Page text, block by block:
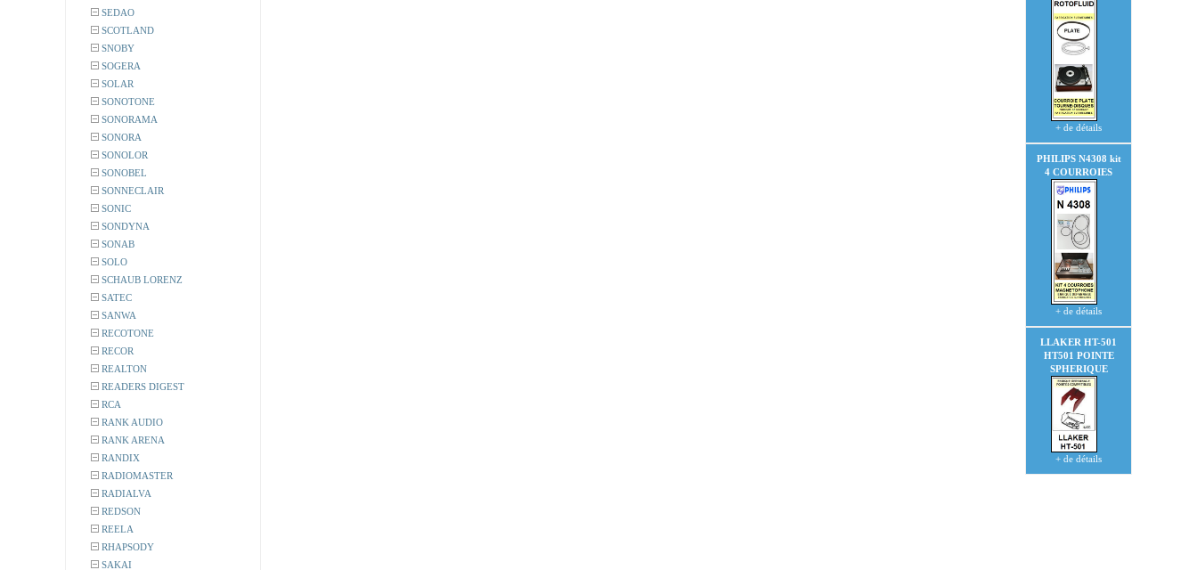
SEDAO
SCOTLAND
SNOBY
SOGERA
SOLAR
SONOTONE
SONORAMA
SONORA
SONOLOR
SONOBEL
SONNECLAIR
SONIC
SONDYNA
SONAB
SOLO
SCHAUB LORENZ
SATEC
SANWA
RECOTONE
RECOR
REALTON
READERS DIGEST
RCA
RANK AUDIO
RANK ARENA
RANDIX
RADIOMASTER
RADIALVA
REDSON
REELA
RHAPSODY
SAKAI
+ de détails
PHILIPS N4308 kit
4 COURROIES
+ de détails
LLAKER HT-501
HT501 POINTE
SPHERIQUE
+ de détails